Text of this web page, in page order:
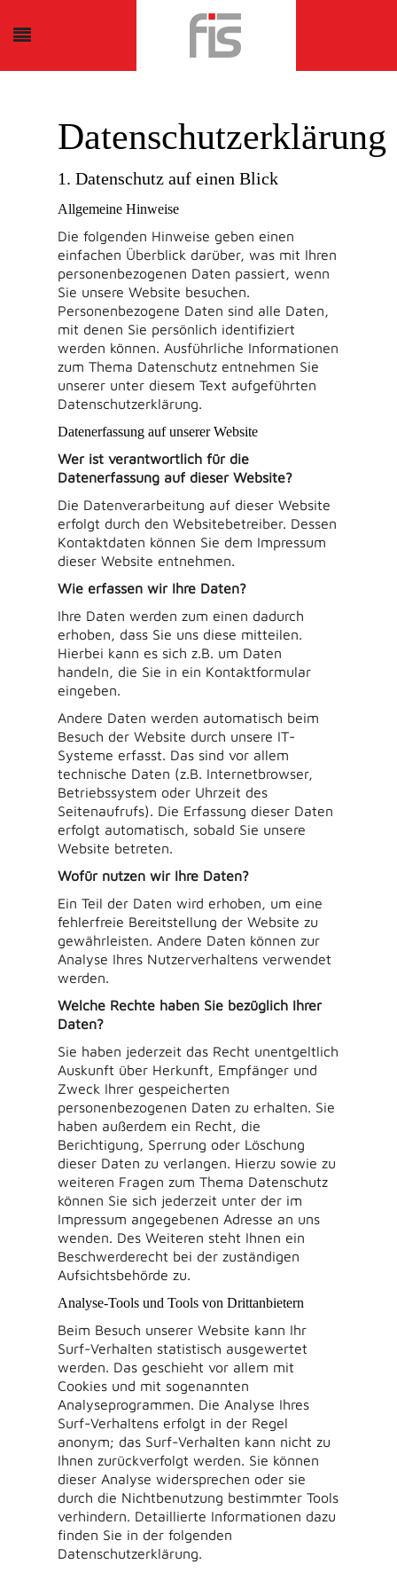
Datenschutzerklärung
1. Datenschutz auf einen Blick
Allgemeine Hinweise
Die folgenden Hinweise geben einen
einfachen Überblick darüber, was mit Ihren
personenbezogenen Daten passiert, wenn
Sie unsere Website besuchen.
Personenbezogene Daten sind alle Daten,
mit denen Sie persönlich identifiziert
werden können. Ausführliche Informationen
zum Thema Datenschutz entnehmen Sie
unserer unter diesem Text aufgeführten
Datenschutzerklärung.
Datenerfassung auf unserer Website
Wer ist verantwortlich für die
Datenerfassung auf dieser Website?
Die Datenverarbeitung auf dieser Website
erfolgt durch den Websitebetreiber. Dessen
Kontaktdaten können Sie dem Impressum
dieser Website entnehmen.
Wie erfassen wir Ihre Daten?
Ihre Daten werden zum einen dadurch
erhoben, dass Sie uns diese mitteilen.
Hierbei kann es sich z.B. um Daten
handeln, die Sie in ein Kontaktformular
eingeben.
Andere Daten werden automatisch beim
Besuch der Website durch unsere IT-
Systeme erfasst. Das sind vor allem
technische Daten (z.B. Internetbrowser,
Betriebssystem oder Uhrzeit des
Seitenaufrufs). Die Erfassung dieser Daten
erfolgt automatisch, sobald Sie unsere
Website betreten.
Wofür nutzen wir Ihre Daten?
Ein Teil der Daten wird erhoben, um eine
fehlerfreie Bereitstellung der Website zu
gewährleisten. Andere Daten können zur
Analyse Ihres Nutzerverhaltens verwendet
werden.
Welche Rechte haben Sie bezüglich Ihrer
Daten?
Sie haben jederzeit das Recht unentgeltlich
Auskunft über Herkunft, Empfänger und
Zweck Ihrer gespeicherten
personenbezogenen Daten zu erhalten. Sie
haben außerdem ein Recht, die
Berichtigung, Sperrung oder Löschung
dieser Daten zu verlangen. Hierzu sowie zu
weiteren Fragen zum Thema Datenschutz
können Sie sich jederzeit unter der im
Impressum angegebenen Adresse an uns
wenden. Des Weiteren steht Ihnen ein
Beschwerderecht bei der zuständigen
Aufsichtsbehörde zu.
Analyse-Tools und Tools von Drittanbietern
Beim Besuch unserer Website kann Ihr
Surf-Verhalten statistisch ausgewertet
werden. Das geschieht vor allem mit
Cookies und mit sogenannten
Analyseprogrammen. Die Analyse Ihres
Surf-Verhaltens erfolgt in der Regel
anonym; das Surf-Verhalten kann nicht zu
Ihnen zurückverfolgt werden. Sie können
dieser Analyse widersprechen oder sie
durch die Nichtbenutzung bestimmter Tools
verhindern. Detaillierte Informationen dazu
finden Sie in der folgenden
Datenschutzerklärung.